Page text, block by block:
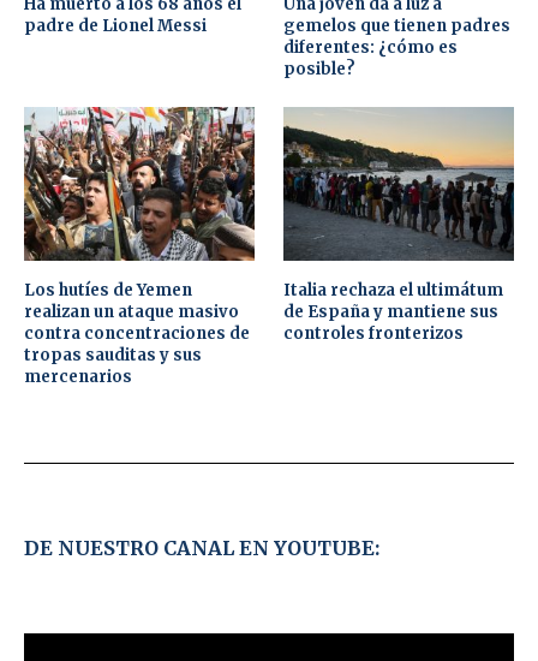
Ha muerto a los 68 años el
padre de Lionel Messi
Una joven da a luz a
gemelos que tienen padres
diferentes: ¿cómo es
posible?
Los hutíes de Yemen
realizan un ataque masivo
contra concentraciones de
tropas sauditas y sus
mercenarios
Italia rechaza el ultimátum
de España y mantiene sus
controles fronterizos
DE NUESTRO CANAL EN YOUTUBE: